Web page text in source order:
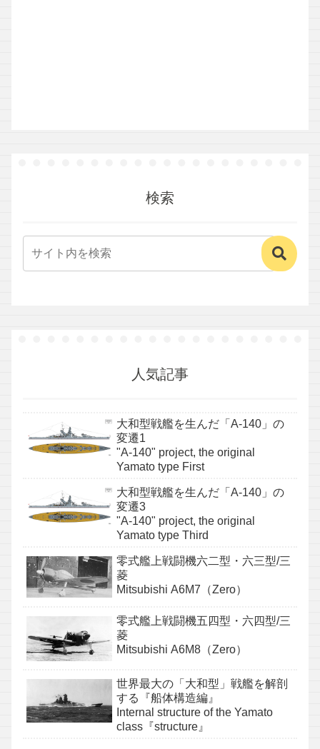
検索
人気記事
大和型戦艦を生んだ「A-140」の
変遷1
"A-140" project, the original
Yamato type First
大和型戦艦を生んだ「A-140」の
変遷3
"A-140" project, the original
Yamato type Third
零式艦上戦闘機六二型・六三型/三
菱
Mitsubishi A6M7（Zero）
零式艦上戦闘機五四型・六四型/三
菱
Mitsubishi A6M8（Zero）
世界最大の「大和型」戦艦を解剖
する『船体構造編』
Internal structure of the Yamato
class『structure』